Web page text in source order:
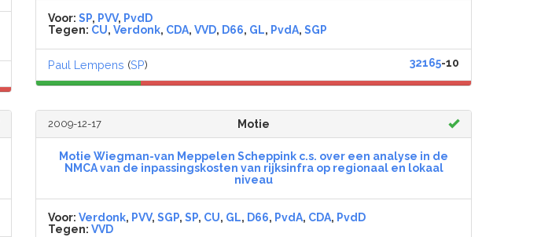
Voor: SP, PVV, PvdD
Tegen: CU, Verdonk, CDA, VVD, D66, GL, PvdA, SGP
Paul Lempens (SP) 32165-10
2009-12-17 Motie
Motie Wiegman-van Meppelen Scheppink c.s. over een analyse in de
NMCA van de inpassingskosten van rijksinfra op regionaal en lokaal
niveau
Voor: Verdonk, PVV, SGP, SP, CU, GL, D66, PvdA, CDA, PvdD
Tegen: VVD